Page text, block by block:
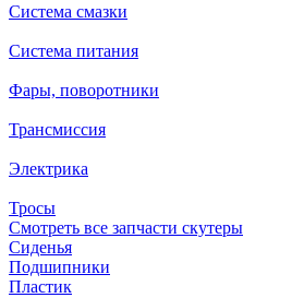
Система смазки
Система питания
Фары, поворотники
Трансмиссия
Электрика
Тросы
Смотреть все запчасти скутеры
Сиденья
Подшипники
Пластик